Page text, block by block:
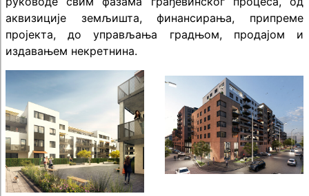
аквизиције земљишта, финансирања, припреме
пројекта, до управљања градњом, продајом и
издавањем некретнина.